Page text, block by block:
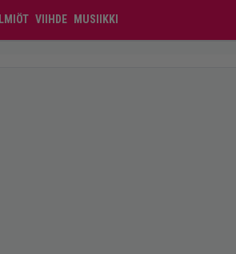
ILMIÖT VIIHDE MUSIIKKI